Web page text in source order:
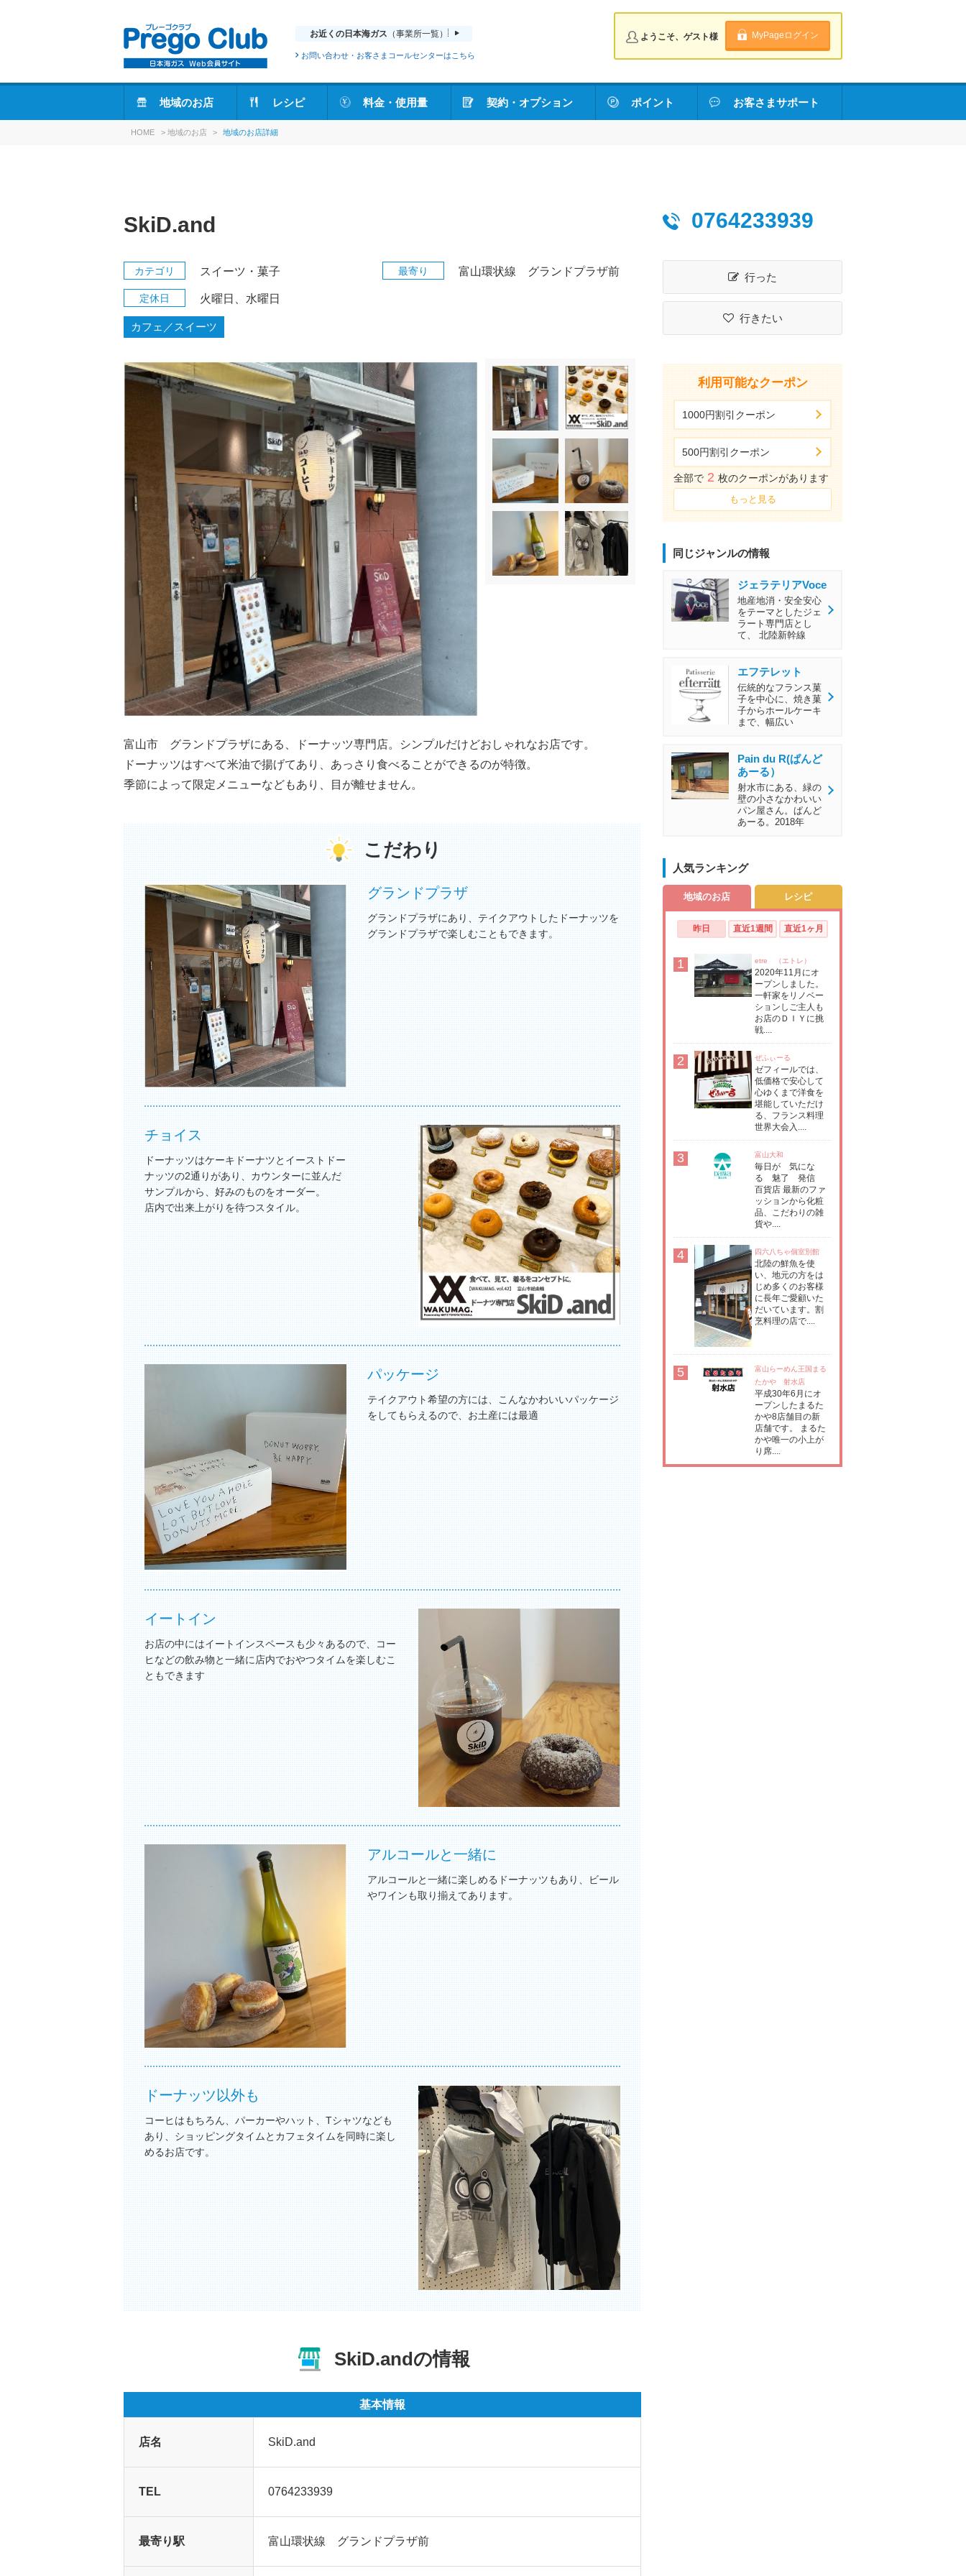
お近くの日本海ガス （事業所一覧）
お問い合わせ・お客さまコールセンターはこちら
ようこそ、ゲスト様 MyPageログイン
地域のお店 レシピ 料金・使用量 契約・オプション ポイント お客さまサポート
HOME > 地域のお店 > 地域のお店詳細
SkiD.and
カテゴリ スイーツ・菓子 最寄り 富山環状線 グランドプラザ前
定休日 火曜日、水曜日
カフェ／スイーツ
富山市 グランドプラザにある、ドーナッツ専門店。シンプルだけどおしゃれなお店です。
ドーナッツはすべて米油で揚げてあり、あっさり食べることができるのが特徴。
季節によって限定メニューなどもあり、目が離せません。
こだわり
グランドプラザ
グランドプラザにあり、テイクアウトしたドーナッツを
グランドプラザで楽しむこともできます。
チョイス
ドーナッツはケーキドーナツとイーストドー
ナッツの2通りがあり、カウンターに並んだ
サンプルから、好みのものをオーダー。
店内で出来上がりを待つスタイル。
パッケージ
テイクアウト希望の方には、こんなかわいいパッケージ
をしてもらえるので、お土産には最適
イートイン
お店の中にはイートインスペースも少々あるので、コー
ヒなどの飲み物と一緒に店内でおやつタイムを楽しむこ
ともできます
アルコールと一緒に
アルコールと一緒に楽しめるドーナッツもあり、ビール
やワインも取り揃えてあります。
ドーナッツ以外も
コーヒはもちろん、パーカーやハット、Tシャツなども
あり、ショッピングタイムとカフェタイムを同時に楽し
めるお店です。
SkiD.andの情報
基本情報
店名 SkiD.and
TEL 0764233939
最寄り駅 富山環状線 グランドプラザ前
0764233939
行った
行きたい
利用可能なクーポン
1000円割引クーポン
500円割引クーポン
全部で 2 枚のクーポンがあります
もっと見る
同じジャンルの情報
ジェラテリアVoce
地産地消・安全安心
をテーマとしたジェ
ラート専門店とし
て、 北陸新幹線
エフテレット
伝統的なフランス菓
子を中心に、焼き菓
子からホールケーキ
まで、幅広い
Pain du R(ぱんど
あーる）
射水市にある、緑の
壁の小さなかわいい
パン屋さん。ぱんど
あーる。2018年
人気ランキング
地域のお店 レシピ
昨日 直近1週間 直近1ヶ月
1 etre （エトレ）
2020年11月にオ
ープンしました。
一軒家をリノベー
ションしご主人も
お店のＤＩＹに挑
戦....
2 ぜふぃーる
ゼフィールでは、
低価格で安心して
心ゆくまで洋食を
堪能していただけ
る、フランス料理
世界大会入....
3 富山大和
毎日が 気にな
る 魅了 発信
百貨店 最新のファ
ッションから化粧
品、こだわりの雑
貨や....
4 四六八ちゃ個室別館
北陸の鮮魚を使
い、地元の方をは
じめ多くのお客様
に長年ご愛顧いた
だいています。割
烹料理の店で....
5
富山らーめん王国まる
たかや 射水店
平成30年6月にオ
ープンしたまるた
かや8店舗目の新
店舗です。 まるた
かや唯一の小上が
り席....